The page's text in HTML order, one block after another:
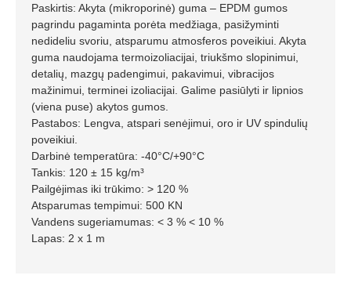
Paskirtis: Akyta (mikroporinė) guma – EPDM gumos
pagrindu pagaminta porėta medžiaga, pasižyminti
nedideliu svoriu, atsparumu atmosferos poveikiui. Akyta
guma naudojama termoizoliacijai, triukšmo slopinimui,
detalių, mazgų padengimui, pakavimui, vibracijos
mažinimui, terminei izoliacijai. Galime pasiūlyti ir lipnios
(viena puse) akytos gumos.
Pastabos: Lengva, atspari senėjimui, oro ir UV spindulių
poveikiui.
Darbinė temperatūra: -40°C/+90°C
Tankis: 120 ± 15 kg/m³
Pailgėjimas iki trūkimo: > 120 %
Atsparumas tempimui: 500 KN
Vandens sugeriamumas: < 3 % < 10 %
Lapas: 2 x 1 m